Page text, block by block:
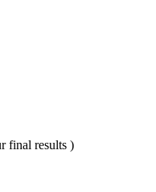
final results )